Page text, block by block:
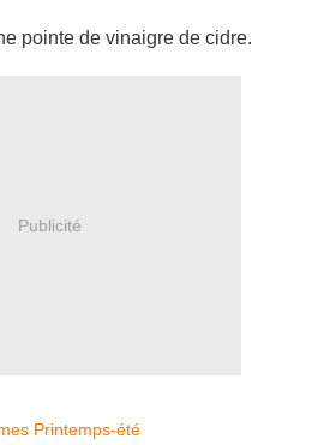
pointe de vinaigre de cidre.
Publicité
Printemps-été